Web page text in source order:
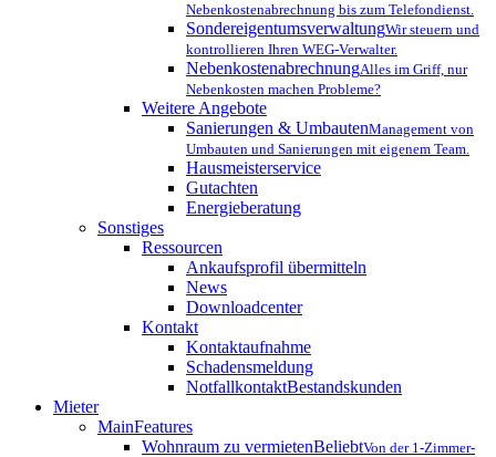
Nebenkostenabrechnung bis zum Telefondienst.
SondereigentumsverwaltungWir steuern und
kontrollieren Ihren WEG-Verwalter.
NebenkostenabrechnungAlles im Griff, nur
Nebenkosten machen Probleme?
Weitere Angebote
Sanierungen & UmbautenManagement von
Umbauten und Sanierungen mit eigenem Team.
Hausmeisterservice
Gutachten
Energieberatung
Sonstiges
Ressourcen
Ankaufsprofil übermitteln
News
Downloadcenter
Kontakt
Kontaktaufnahme
Schadensmeldung
NotfallkontaktBestandskunden
Mieter
MainFeatures
Wohnraum zu vermietenBeliebtVon der 1-Zimmer-